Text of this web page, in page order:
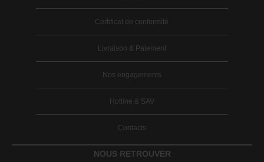
Certificat de conformité
Livraison & Paiement
Nos engagements
Hotline & SAV
Contacts
NOUS RETROUVER